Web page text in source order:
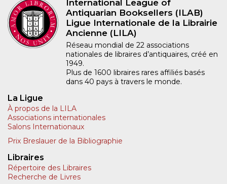
International League of
Antiquarian Booksellers (ILAB)
Ligue Internationale de la Librairie
Ancienne (LILA)
Réseau mondial de 22 associations
nationales de libraires d’antiquaires, créé en
1949.
Plus de 1600 libraires rares affiliés basés
dans 40 pays à travers le monde.
La Ligue
À propos de la LILA
Associations internationales
Salons Internationaux
Prix Breslauer de la Bibliographie
Libraires
Répertoire des Libraires
Recherche de Livres